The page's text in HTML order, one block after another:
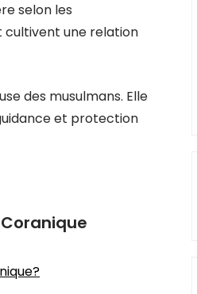
selon les
cultivent une relation
des musulmans. Elle
et protection